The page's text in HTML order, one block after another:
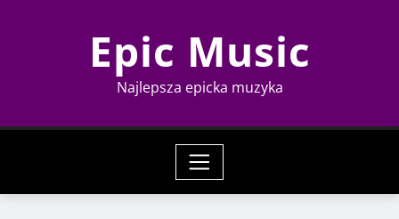
Epic Music
Najlepsza epicka muzyka